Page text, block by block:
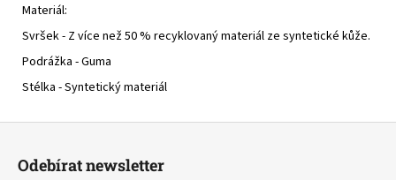
Materiál:
Svršek - Z více než 50 % recyklovaný materiál ze syntetické kůže.
Podrážka - Guma
Stélka - Syntetický materiál
Odebírat newsletter